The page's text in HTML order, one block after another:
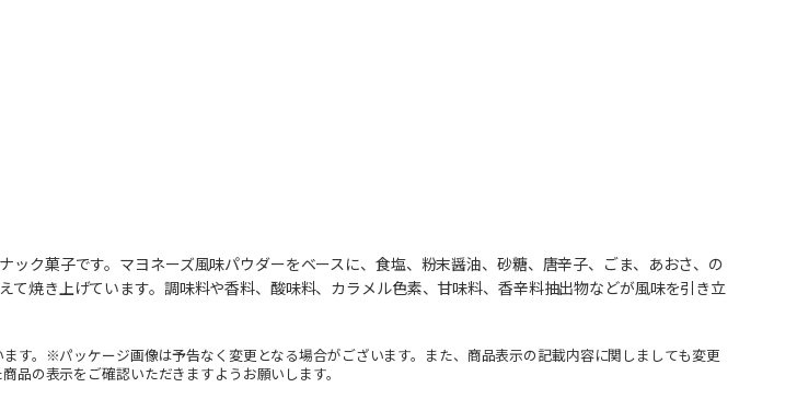
ック菓子です。マヨネーズ風味パウダーをベースに、食塩、粉末醤油、砂糖、唐辛子、ごま、あおさ、の
て焼き上げています。調味料や香料、酸味料、カラメル色素、甘味料、香辛料抽出物などが風味を引き立
す。※パッケージ画像は予告なく変更となる場合がございます。また、商品表示の記載内容に関しましても変更
品の表示をご確認いただきますようお願いします。